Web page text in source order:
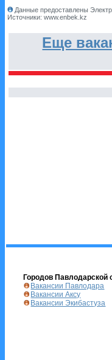
Данные предоставлены
Источники: www.enbek.kz
Еще
Городов Павлодарской
Вакансии Павлодара
Вакансии Аксу
Вакансии Экибастуза